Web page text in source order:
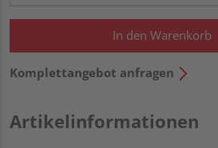
In den Warenkorb
Komplettangebot anfragen
Artikelinformationen